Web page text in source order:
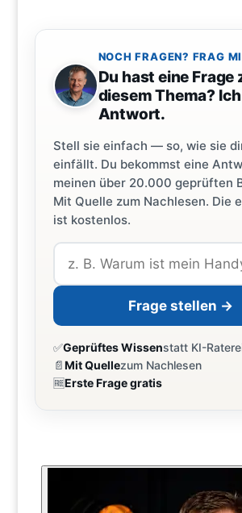
NOCH FRAGEN? FRAG
Du hast eine Frage
diesem Thema?
Antwort.
Stell sie einfach — so, wie sie
einfällt. Du bekommst eine
meinen über 20.000 geprüften
Mit Quelle zum Nachlesen. Die
ist kostenlos.
Frage stellen →
✅Geprüftes Wissenstatt KI-
📄Mit Quellezum Nachlesen
🆓Erste Frage gratis